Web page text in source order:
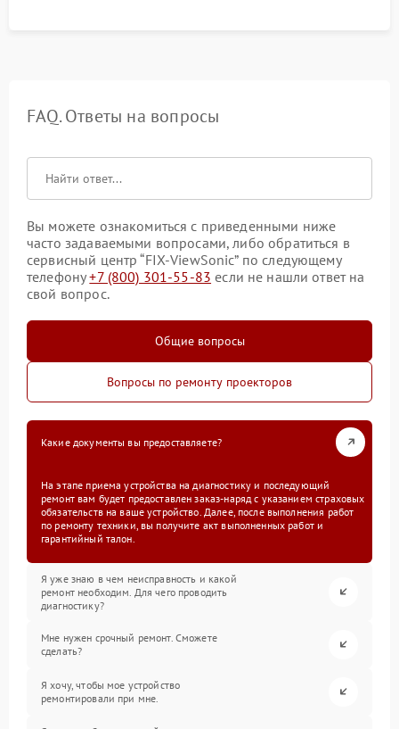
FAQ. Ответы на вопросы
Вы можете ознакомиться с приведенными ниже
часто задаваемыми вопросами, либо обратиться в
сервисный центр “FIX-ViewSonic” по следующему
телефону+7 (800) 301-55-83 если не нашли ответ на
свой вопрос.
Общие вопросы
Вопросы по ремонту проекторов
Какие документы вы предоставляете?
На этапе приема устройства на диагностику и последующий
ремонт вам будет предоставлен заказ-наряд с указанием страховых
обязательств на ваше устройство. Далее, после выполнения работ
по ремонту техники, вы получите акт выполненных работ и
гарантийный талон.
Я уже знаю в чем неисправность и какой
ремонт необходим. Для чего проводить
диагностику?
Мне нужен срочный ремонт. Сможете
сделать?
Я хочу, чтобы мое устройство
ремонтировали при мне.